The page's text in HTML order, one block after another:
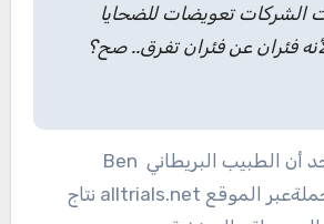
الشركات تعويضات للضحايا
لأنه فئران عن فئران تفرق.. صح؟
في الاتجاه الآخر نجد أن الطبيب البريطاني Ben
Goldacre دشن حملةعبر الموقع alltrials.net نتاج